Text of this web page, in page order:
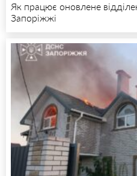
Як працює оновлене
Запоріжжі